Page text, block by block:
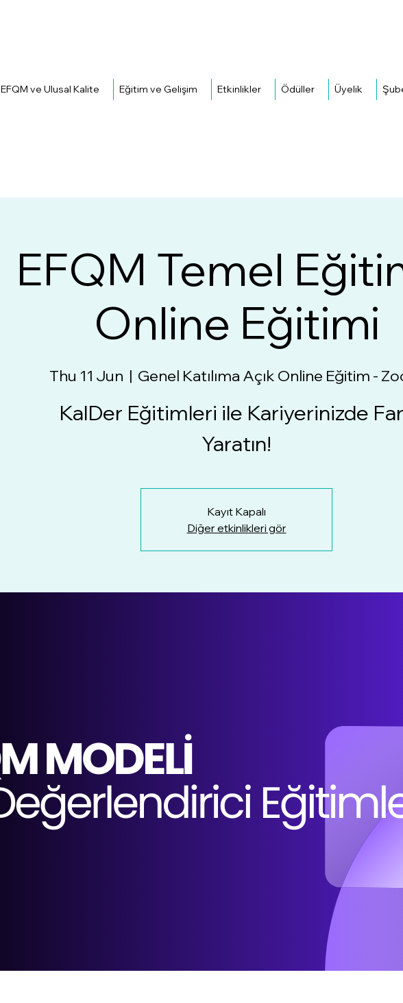
EFQM ve Ulusal Kalite Eğitim ve Gelişim Etkinlikler Ödüller Üyelik
EFQM Temel
Online Eğitimi
Thu 11 Jun
  |
Genel Katılıma Açık Online Eğitim -
KalDer Eğitimleri ile Kariyerinizde
Yaratın!
Kayıt Kapalı
Diğer etkinlikleri gör